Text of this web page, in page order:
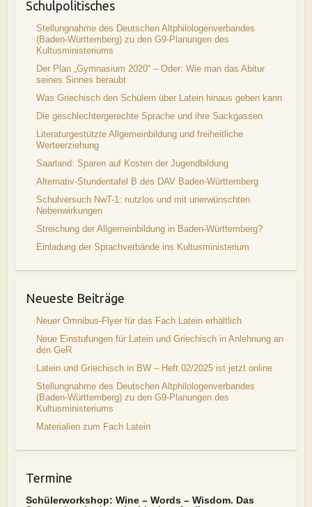
Schulpolitisches
Stellungnahme des Deutschen Altphilologenverbandes
(Baden-Württemberg) zu den G9-Planungen des
Kultusministeriums
Der Plan „Gymnasium 2020“ – Oder: Wie man das Abitur
seines Sinnes beraubt
Was Griechisch den Schülern über Latein hinaus geben kann
Die geschlechtergerechte Sprache und ihre Sackgassen
Literaturgestützte Allgemeinbildung und freiheitliche
Werteerziehung
Saarland: Sparen auf Kosten der Jugendbildung
Alternativ-Stundentafel B des DAV Baden-Württemberg
Schulversuch NwT-1: nutzlos und mit unerwünschten
Nebenwirkungen
Streichung der Allgemeinbildung in Baden-Württemberg?
Einladung der Sprachverbände ins Kultusministerium
Neueste Beiträge
Neuer Omnibus-Flyer für das Fach Latein erhältlich
Neue Einstufungen für Latein und Griechisch in Anlehnung an
den GeR
Latein und Griechisch in BW – Heft 02/2025 ist jetzt online
Stellungnahme des Deutschen Altphilologenverbandes
(Baden-Württemberg) zu den G9-Planungen des
Kultusministeriums
Materialien zum Fach Latein
Termine
Schülerworkshop: Wine – Words – Wisdom. Das